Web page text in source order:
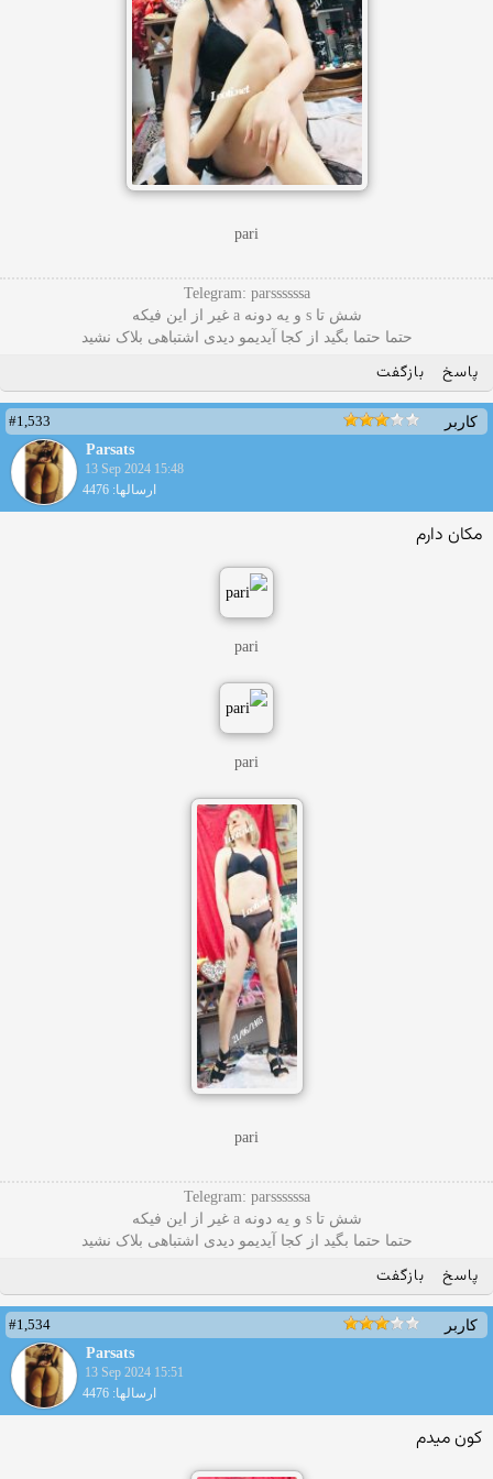
pari
Telegram: parssssssa
شش تا s و یه دونه a غیر از این فیکه
حتما حتما بگید از کجا آیدیمو دیدی اشتباهی بلاک نشید
پاسخ بازگفت
کاربر
#1,533
Parsats
13 Sep 2024 15:48
ارسالها: 4476
مکان دارم
pari
pari
pari
Telegram: parssssssa
شش تا s و یه دونه a غیر از این فیکه
حتما حتما بگید از کجا آیدیمو دیدی اشتباهی بلاک نشید
پاسخ بازگفت
کاربر
#1,534
Parsats
13 Sep 2024 15:51
ارسالها: 4476
کون میدم